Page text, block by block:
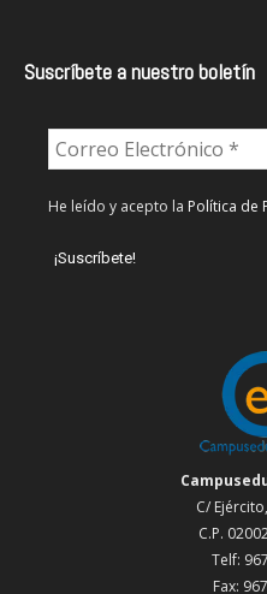
Suscríbete a nuestro boletín
He leído y acepto la Política de
C/
C.P.
Telf:
Fax: